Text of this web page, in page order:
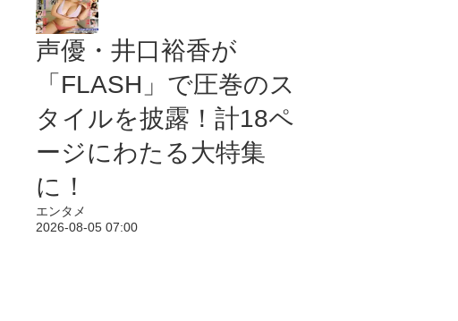
声優・井口裕香が
「FLASH」で圧巻のス
タイルを披露！計18ペ
ージにわたる大特集
に！
エンタメ
2026-08-05 07:00